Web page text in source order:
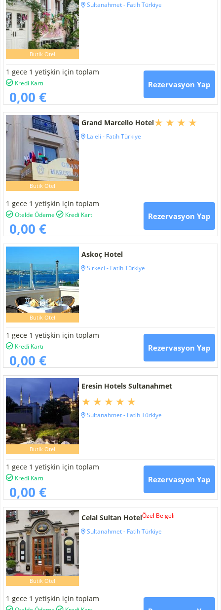
Butik Otel
Sultanahmet - Fatih Türkiye
1 gece 1 yetişkin için toplam
Kredi Kartı
0,00 €
Rezervasyon Yap
Butik Otel
Grand Marcello Hotel
Laleli - Fatih Türkiye
1 gece 1 yetişkin için toplam
Otelde Ödeme Kredi Kartı
0,00 €
Rezervasyon Yap
Butik Otel
Askoç Hotel
Sirkeci - Fatih Türkiye
1 gece 1 yetişkin için toplam
Kredi Kartı
0,00 €
Rezervasyon Yap
Butik Otel
Eresin Hotels Sultanahmet
Sultanahmet - Fatih Türkiye
1 gece 1 yetişkin için toplam
Kredi Kartı
0,00 €
Rezervasyon Yap
Butik Otel
Celal Sultan HotelÖzel Belgeli
Sultanahmet - Fatih Türkiye
1 gece 1 yetişkin için toplam